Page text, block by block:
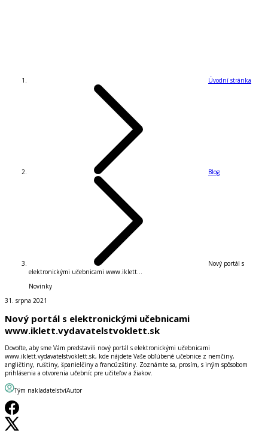
Úvodní stránka
Blog
Nový portál s
elektronickými učebnicami www.iklett...
Novinky
31. srpna 2021
Nový portál s elektronickými učebnicami
www.iklett.vydavatelstvoklett.sk
Dovoľte, aby sme Vám predstavili nový portál s elektronickými učebnicami
www.iklett.vydavatelstvoklett.sk, kde nájdete Vaše obľúbené učebnice z nemčiny,
angličtiny, ruštiny, španielčiny a francúzštiny. Zoznámte sa, prosím, s iným spôsobom
prihlásenia a otvorenia učebníc pre učiteľov a žiakov.
Tým nakladatelstvíAutor